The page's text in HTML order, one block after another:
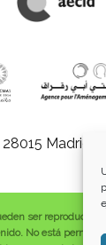
Madrid |
ser
No está